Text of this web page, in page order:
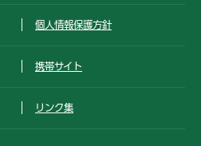
個人情報保護方針
携帯サイト
リンク集